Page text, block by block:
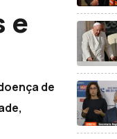
e
de